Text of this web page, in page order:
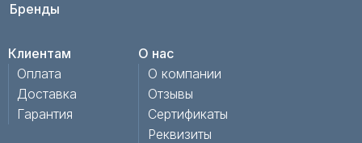
Бренды
Клиентам
Оплата
Доставка
Гарантия
О нас
О компании
Отзывы
Сертификаты
Реквизиты